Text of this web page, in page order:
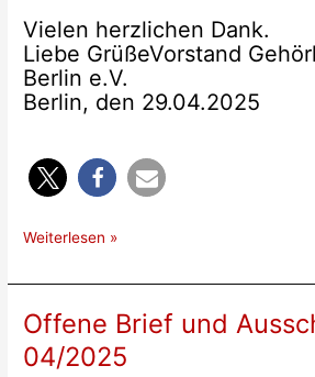
Vielen herzlichen Dank.
Liebe GrüßeVorstand
Berlin e.V.
Berlin, den 29.04.2025
Info
GLZ
Weiterlesen »
Offene Brief und
04/2025